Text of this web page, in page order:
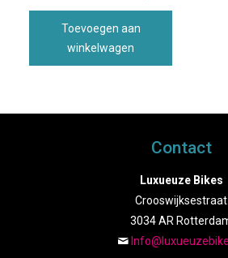
Toevoegen aan
winkelwagen
Contact
Luxueuze Bikes
Crooswijksestraat
3034 AR